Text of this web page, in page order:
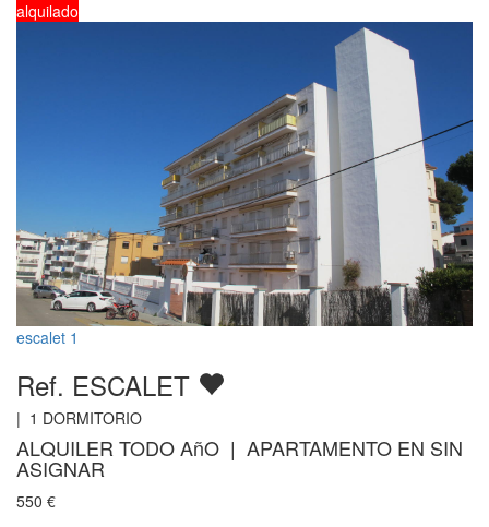
alquilado
escalet 1
Ref. ESCALET
| 1 DORMITORIO
ALQUILER TODO AñO | APARTAMENTO EN SIN
ASIGNAR
550 €